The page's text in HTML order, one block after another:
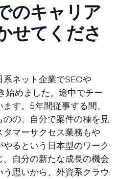
のキャリア
せてくださ
ネット企業でSEOや
始めました。途中でチー
す。５年間従事する間、
の、自分で案件の種を見
マーサクセス業務もや
るという日本型のワーク
自分の新たな成長の機会
思いから、外資系クラウ